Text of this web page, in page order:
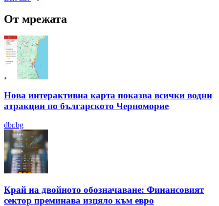
От мрежата
Нова интерактивна карта показва всички водни
атракции по българското Черноморие
dbr.bg
Край на двойното обозначаване: Финансовият
сектор преминава изцяло към евро